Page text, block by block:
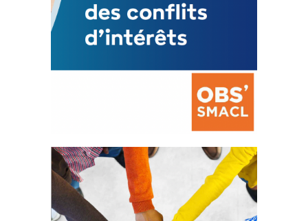
La prévention des conflits
d’intérêts
18 septembre 2023
FEUILLETER